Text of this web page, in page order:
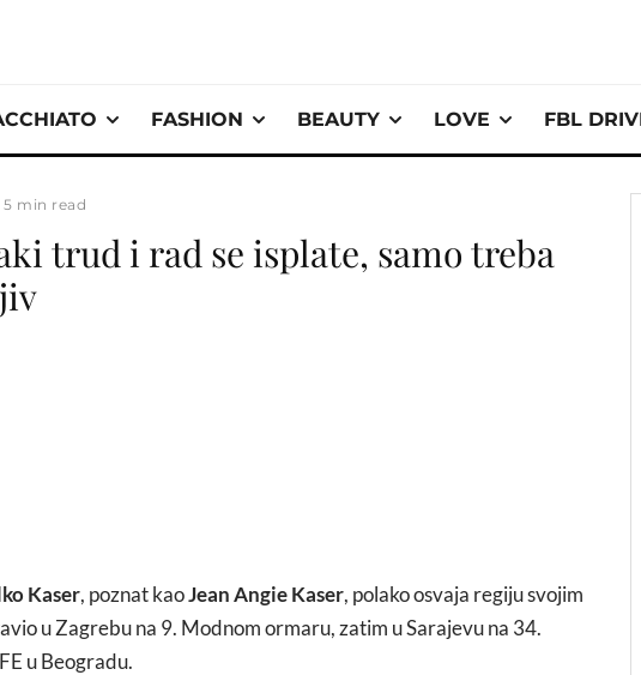
FASHION BEAUTY LOVE FBL
5 min read
trud i rad se isplate, samo treba
Kaser, poznat kaoJean Angie Kaser, polako osvaja regiju svojim
u Zagrebu na 9. Modnom ormaru, zatim u Sarajevu na 34.
u Beogradu.